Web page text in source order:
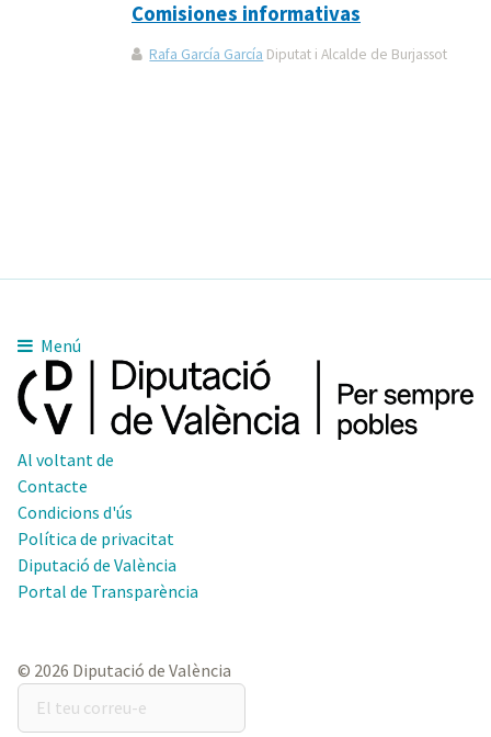
Comisiones informativas
Rafa García García Diputat i Alcalde de Burjassot
Menú
Al voltant de
Contacte
Condicions d'ús
Política de privacitat
Diputació de València
Portal de Transparència
© 2026 Diputació de València
El
teu